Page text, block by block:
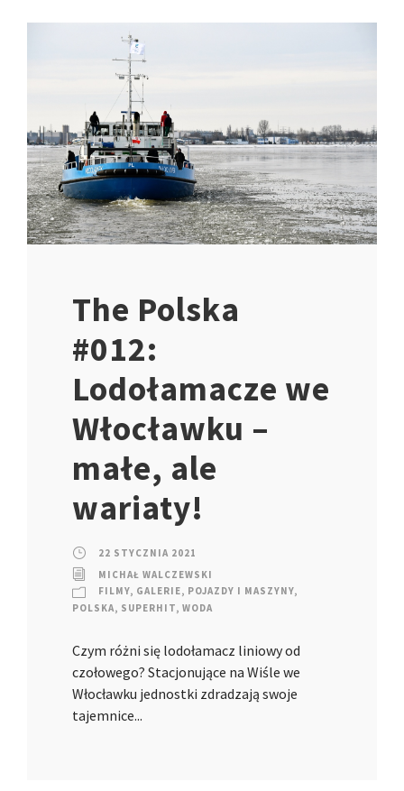
The Polska
#012:
Lodołamacze we
Włocławku –
małe, ale
wariaty!
22 STYCZNIA 2021
MICHAŁ WALCZEWSKI
FILMY, GALERIE, POJAZDY I MASZYNY,
POLSKA, SUPERHIT, WODA
Czym różni się lodołamacz liniowy od
czołowego? Stacjonujące na Wiśle we
Włocławku jednostki zdradzają swoje
tajemnice...